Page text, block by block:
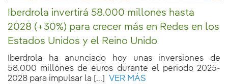
Iberdrola invertirá 58.000 millones hasta
2028 (+30%) para crecer más en Redes en los
Estados Unidos y el Reino Unido
Iberdrola ha anunciado hoy unas inversiones de
58.000 millones de euros durante el periodo 2025-
2028 para impulsar la [...]
VER MÁS